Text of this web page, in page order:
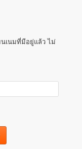
นเนมที่มีอยู่แล้ว ไม่